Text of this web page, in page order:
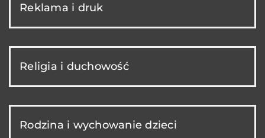
Reklama i druk
Religia i duchowość
Rodzina i wychowanie dzieci